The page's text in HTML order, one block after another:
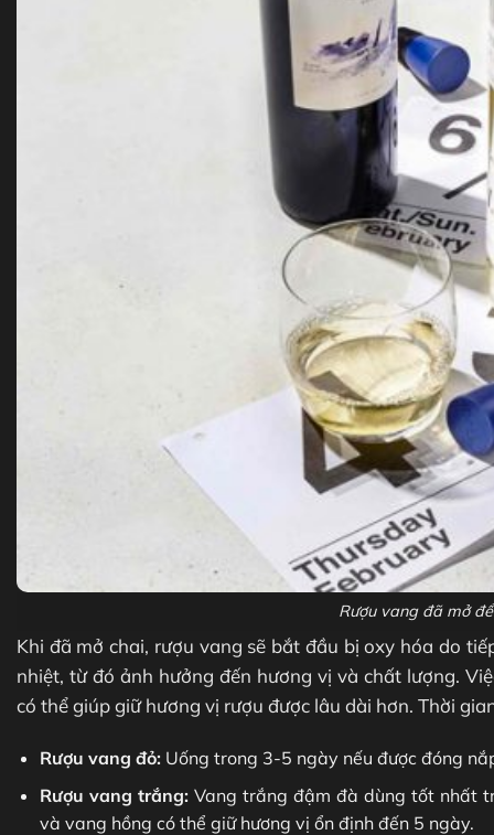
Rượu vang đã mở
Khi đã mở chai, rượu vang sẽ bắt đầu bị oxy hóa do
nhiệt, từ đó ảnh hưởng đến hương vị và chất lượng.
có thể giúp giữ hương vị rượu được lâu dài hơn. Thời
Rượu vang đỏ: Uống trong 3-5 ngày nếu được đóng
Rượu vang trắng: Vang trắng đậm đà dùng tốt nhất
và vang hồng có thể giữ hương vị ổn định đến 5 ngày.